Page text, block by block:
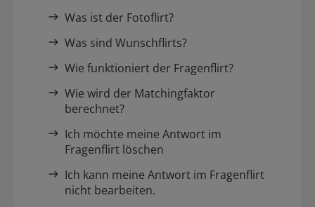
Was ist der Fotoflirt?
Was sind Wunschflirts?
Wie funktioniert der Fragenflirt?
Wie wird der Matchingfaktor
berechnet?
Ich möchte meine Antwort im
Fragenflirt löschen
Ich kann meine Antwort im Fragenflirt
nicht bearbeiten.